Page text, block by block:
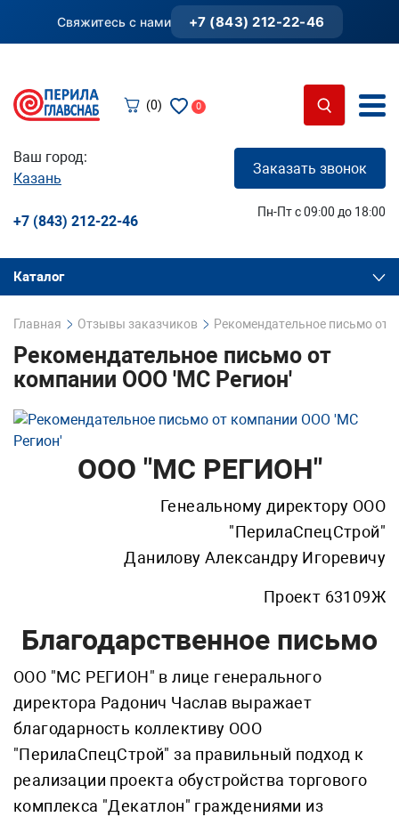
Свяжитесь с нами +7 (843) 212-22-46
(0) 0
Ваш город:
Казань
Заказать звонок
+7 (843) 212-22-46
Пн-Пт с 09:00 до 18:00
Каталог
Главная Отзывы заказчиков Рекомендательное письмо
Рекомендательное письмо от
компании ООО 'МС Регион'
ООО "МС РЕГИОН"
Генеальному директору ООО
"ПерилаСпецСтрой"
Данилову Александру Игоревичу
Проект 63109Ж
Благодарственное письмо
ООО "МС РЕГИОН" в лице генерального
директора Радонич Часлав выражает
благодарность коллективу ООО
"ПерилаСпецСтрой" за правильный подход к
реализации проекта обустройства торгового
комплекса "Декатлон" граждениями из